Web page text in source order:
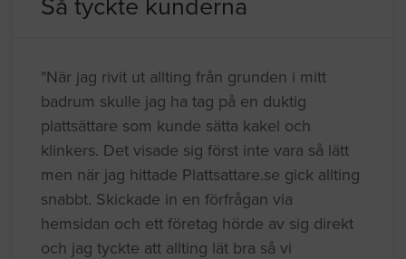
Så tyckte kunderna
"När jag rivit ut allting från grunden i mitt
badrum skulle jag ha tag på en duktig
plattsättare som kunde sätta kakel och
klinkers. Det visade sig först inte vara så lätt
men när jag hittade Plattsattare.se gick allting
snabbt. Skickade in en förfrågan via
hemsidan och ett företag hörde av sig direkt
och jag tyckte att allting lät bra så vi